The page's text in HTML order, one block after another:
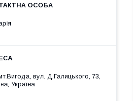
вул. Д.Галицького, 73,
Україна